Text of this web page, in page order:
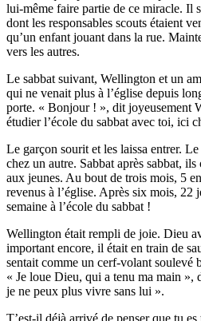
lui-même faire partie de ce miracle. Il
dont les responsables scouts étaient
qu’un enfant jouant dans la rue.
vers les autres.
Le sabbat suivant, Wellington et un
qui ne venait plus à l’église depuis
porte. « Bonjour ! », dit joyeusement
étudier l’école du sabbat avec toi, ici
Le garçon sourit et les laissa entrer.
chez un autre. Sabbat après sabbat,
aux jeunes. Au bout de trois mois, 5
revenus à l’église. Après six mois, 22
semaine à l’école du sabbat !
Wellington était rempli de joie. Dieu
important encore, il était en train de
sentait comme un cerf-volant soulevé
« Je loue Dieu, qui a tenu ma main
je ne peux plus vivre sans lui ».
T’est-il déjà arrivé de penser que tu